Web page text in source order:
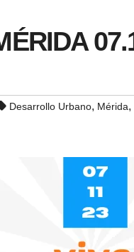
Desarrollo Urbano, Mérida,